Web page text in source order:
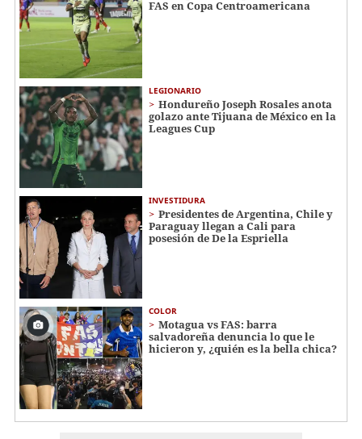
FAS en Copa Centroamericana
LEGIONARIO
Hondureño Joseph Rosales anota
golazo ante Tijuana de México en la
Leagues Cup
INVESTIDURA
Presidentes de Argentina, Chile y
Paraguay llegan a Cali para
posesión de De la Espriella
COLOR
Motagua vs FAS: barra
salvadoreña denuncia lo que le
hicieron y, ¿quién es la bella chica?